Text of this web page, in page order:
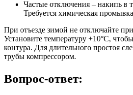
Частые отключения – накипь в
Требуется химическая
При отъезде зимой не отключайте
Установите температуру +10°C,
контура. Для длительного простоя
трубы компрессором.
Вопрос-ответ: